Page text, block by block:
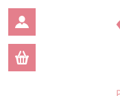
Panneau de